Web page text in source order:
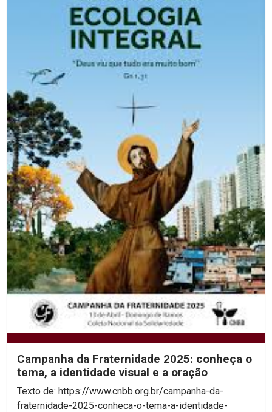
Campanha da Fraternidade 2025: conheça o
tema, a identidade visual e a oração
Texto de: https://www.cnbb.org.br/campanha-da-
fraternidade-2025-conheca-o-tema-a-identidade-